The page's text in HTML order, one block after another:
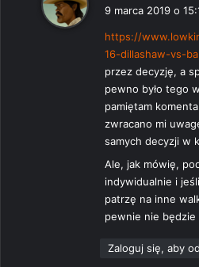
9 marca 2019 o
https://
16-dillashaw-vs-
przez decyzję, a
pewno było tego
pamiętam
zwracano mi
samych decyzji w
Ale, jak mówię,
indywidualnie i
patrzę na inne
pewnie nie będzie
Zaloguj się, aby